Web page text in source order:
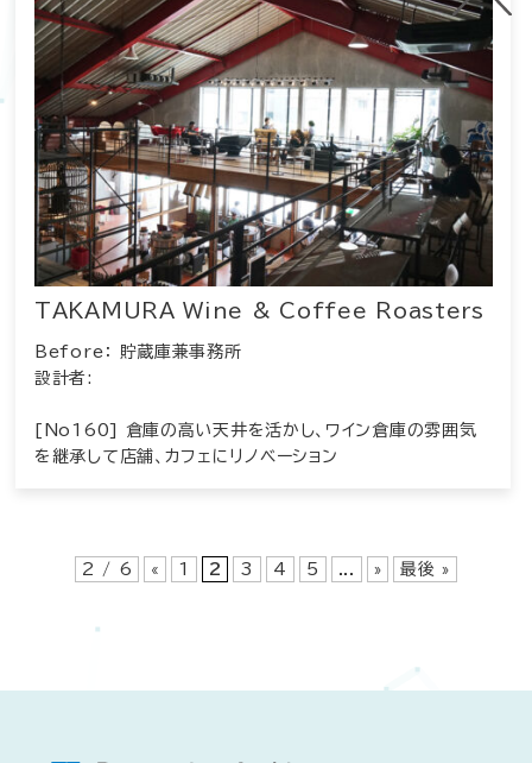
TAKAMURA Wine & Coffee Roasters
Before： 貯蔵庫兼事務所
設計者:
[No160] 倉庫の高い天井を活かし、ワイン倉庫の雰囲気
を継承して店舗、カフェにリノベーション
2 / 6 « 1 2 3 4 5 » 最後 »